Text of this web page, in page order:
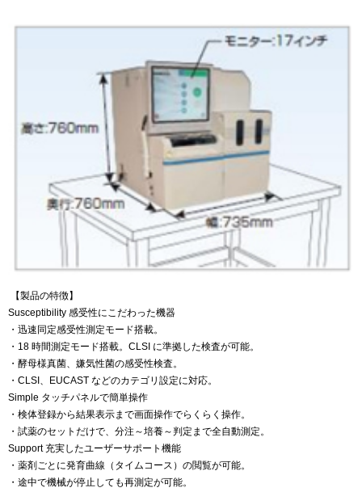
【製品の特徴】
Susceptibility 感受性にこだわった機器
・迅速同定感受性測定モード搭載。
・18 時間測定モード搭載。CLSI に準拠した検査が可能。
・酵母様真菌、嫌気性菌の感受性検査。
・CLSI、EUCAST などのカテゴリ設定に対応。
Simple タッチパネルで簡単操作
・検体登録から結果表示まで画面操作でらくらく操作。
・試薬のセットだけで、分注～培養～判定まで全自動測定。
Support 充実したユーザーサポート機能
・薬剤ごとに発育曲線（タイムコース）の閲覧が可能。
・途中で機械が停止しても再測定が可能。